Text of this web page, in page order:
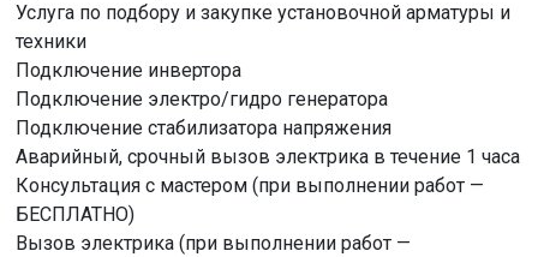
Услуга по подбору и закупке установочной арматуры и
техники
Подключение инвертора
Подключение электро/гидро генератора
Подключение стабилизатора напряжения
Аварийный, срочный вызов электрика в течение 1 часа
Консультация с мастером (при выполнении работ —
БЕСПЛАТНО)
Вызов электрика (при выполнении работ —